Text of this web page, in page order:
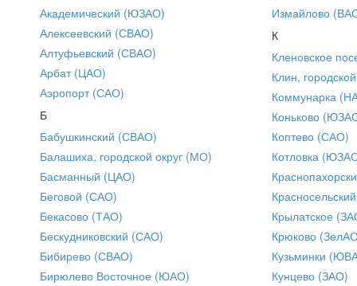
Академический (ЮЗАО)
Алексеевский (СВАО)
Алтуфьевский (СВАО)
Арбат (ЦАО)
Аэропорт (САО)
Б
Бабушкинский (СВАО)
Балашиха, городской округ (МО)
Басманный (ЦАО)
Беговой (САО)
Бекасово (ТАО)
Бескудниковский (САО)
Бибирево (СВАО)
Бирюлево Восточное (ЮАО)
Измайлово
К
Кленовское
Клин,
Коммунарка
Коньково
Коптево (САО)
Котловка
Крылатское
Крюково
Кузьминки
Кунцево (ЗАО)